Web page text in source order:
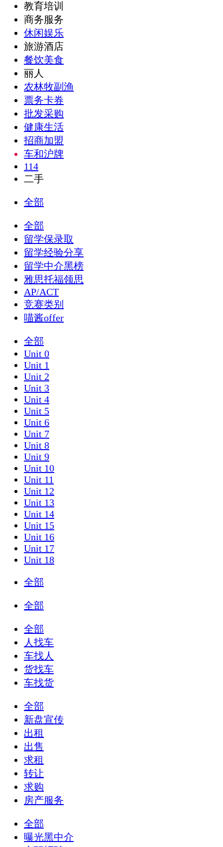
教育培训
商务服务
休闲娱乐
旅游酒店
餐饮美食
丽人
农林牧副渔
票务卡券
批发采购
健康生活
招商加盟
车和沪牌
114
二手
全部
全部
留学保录取
留学经验分享
留学中介黑榜
雅思托福领思
AP/ACT
竞赛类别
喵酱offer
全部
Unit 0
Unit 1
Unit 2
Unit 3
Unit 4
Unit 5
Unit 6
Unit 7
Unit 8
Unit 9
Unit 10
Unit 11
Unit 12
Unit 13
Unit 14
Unit 15
Unit 16
Unit 17
Unit 18
全部
全部
全部
人找车
车找人
货找车
车找货
全部
新盘宣传
出租
出售
求租
转让
求购
房产服务
全部
曝光黑中介